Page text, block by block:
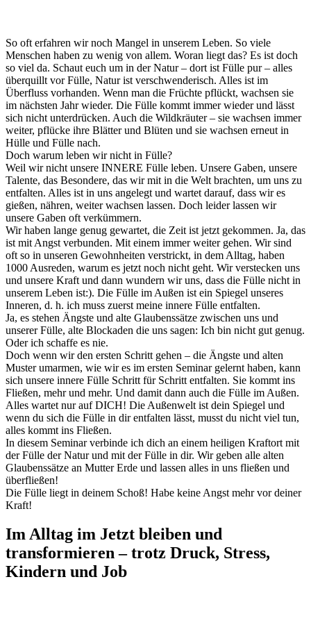
So oft erfahren wir noch Mangel in unserem Leben. So viele
Menschen haben zu wenig von allem. Woran liegt das? Es ist doch
so viel da. Schaut euch um in der Natur – dort ist Fülle pur – alles
überquillt vor Fülle, Natur ist verschwenderisch. Alles ist im
Überfluss vorhanden. Wenn man die Früchte pflückt, wachsen sie
im nächsten Jahr wieder. Die Fülle kommt immer wieder und lässt
sich nicht unterdrücken. Auch die Wildkräuter – sie wachsen immer
weiter, pflücke ihre Blätter und Blüten und sie wachsen erneut in
Hülle und Fülle nach.
Doch warum leben wir nicht in Fülle?
Weil wir nicht unsere INNERE Fülle leben. Unsere Gaben, unsere
Talente, das Besondere, das wir mit in die Welt brachten, um uns zu
entfalten. Alles ist in uns angelegt und wartet darauf, dass wir es
gießen, nähren, weiter wachsen lassen. Doch leider lassen wir
unsere Gaben oft verkümmern.
Wir haben lange genug gewartet, die Zeit ist jetzt gekommen. Ja, das
ist mit Angst verbunden. Mit einem immer weiter gehen. Wir sind
oft so in unseren Gewohnheiten verstrickt, in dem Alltag, haben
1000 Ausreden, warum es jetzt noch nicht geht. Wir verstecken uns
und unsere Kraft und dann wundern wir uns, dass die Fülle nicht in
unserem Leben ist:). Die Fülle im Außen ist ein Spiegel unseres
Inneren, d. h. ich muss zuerst meine innere Fülle entfalten.
Ja, es stehen Ängste und alte Glaubenssätze zwischen uns und
unserer Fülle, alte Blockaden die uns sagen: Ich bin nicht gut genug.
Oder ich schaffe es nie.
Doch wenn wir den ersten Schritt gehen – die Ängste und alten
Muster umarmen, wie wir es im ersten Seminar gelernt haben, kann
sich unsere innere Fülle Schritt für Schritt entfalten. Sie kommt ins
Fließen, mehr und mehr. Und damit dann auch die Fülle im Außen.
Alles wartet nur auf DICH! Die Außenwelt ist dein Spiegel und
wenn du sich die Fülle in dir entfalten lässt, musst du nicht viel tun,
alles kommt ins Fließen.
In diesem Seminar verbinde ich dich an einem heiligen Kraftort mit
der Fülle der Natur und mit der Fülle in dir. Wir geben alle alten
Glaubenssätze an Mutter Erde und lassen alles in uns fließen und
überfließen!
Die Fülle liegt in deinem Schoß! Habe keine Angst mehr vor deiner
Kraft!
Im Alltag im Jetzt bleiben und
transformieren – trotz Druck, Stress,
Kindern und Job